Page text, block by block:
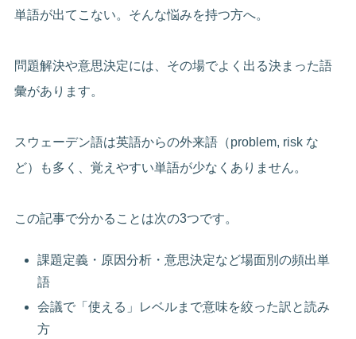
単語が出てこない。そんな悩みを持つ方へ。
問題解決や意思決定には、その場でよく出る決まった語
彙があります。
スウェーデン語は英語からの外来語（problem, risk な
ど）も多く、覚えやすい単語が少なくありません。
この記事で分かることは次の3つです。
課題定義・原因分析・意思決定など場面別の頻出単
語
会議で「使える」レベルまで意味を絞った訳と読み
方